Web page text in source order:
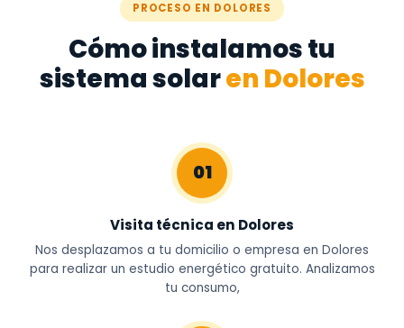
PROCESO EN DOLORES
Cómo instalamos tu
sistema solaren Dolores
01
Visita técnica en Dolores
Nos desplazamos a tu domicilio o empresa en Dolores
para realizar un estudio energético gratuito. Analizamos
tu consumo,